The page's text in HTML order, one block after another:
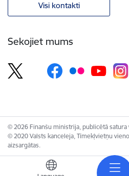
Visi kontakti
Sekojiet mums
© 2026 Finanšu ministrija, publicētā satura
© 2020 Valsts kanceleja, Tīmekļvietņu
aizsargātas.